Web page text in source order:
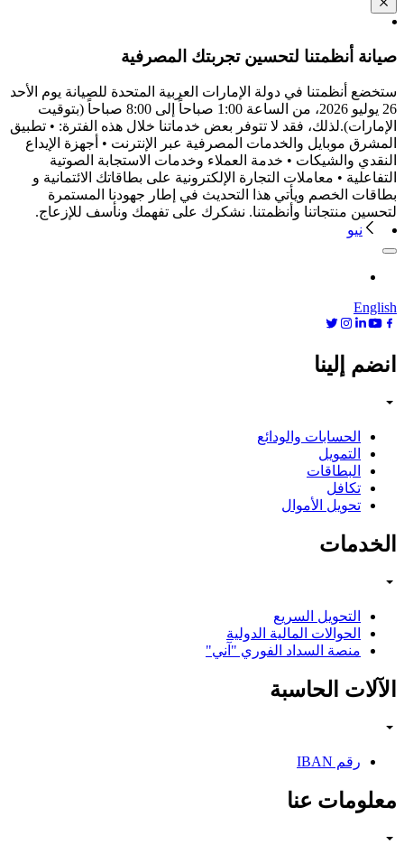
صيانة أنظمتنا لتحسين تجربتك المصرفية
ستخضع أنظمتنا في دولة الإمارات العربية المتحدة للصيانة يوم الأحد
26 يوليو 2026، من الساعة 1:00 صباحاً إلى 8:00 صباحاً (بتوقيت
الإمارات).لذلك، فقد لا تتوفر بعض خدماتنا خلال هذه الفترة: • تطبيق
المشرق موبايل والخدمات المصرفية عبر الإنترنت • أجهزة الإيداع
النقدي والشيكات • خدمة العملاء وخدمات الاستجابة الصوتية
التفاعلية • معاملات التجارة الإلكترونية على بطاقاتك الائتمانية و
بطاقات الخصم ويأتي هذا التحديث في إطار جهودنا المستمرة
لتحسين منتجاتنا وأنظمتنا. نشكرك على تفهمك ونأسف للإزعاج.
نيو
English
انضم إلينا
الحسابات والودائع
التمويل
البطاقات
تكافل
تحويل الأموال
الخدمات
التحويل السريع
الحوالات المالية الدولية
منصة السداد الفوري "آني"
الآلات الحاسبة
رقم IBAN
معلومات عنا